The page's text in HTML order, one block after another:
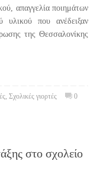
απαγγελία ποιημάτων
υλικού που ανέδειξαν
της Θεσσαλονίκης
, Σχολικές γιορτές 0
στο σχολείο